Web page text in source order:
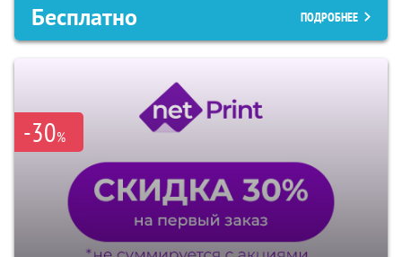
Бесплатно ПОДРОБНЕЕ
-30%